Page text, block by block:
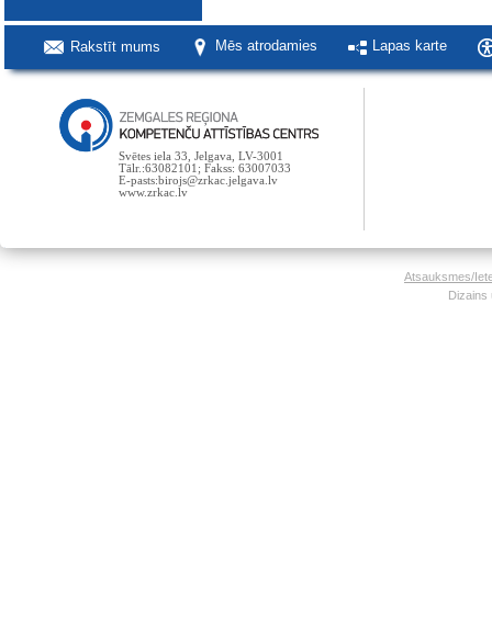
Rakstīt mums Mēs atrodamies Lapas karte
Svētes iela 33, Jelgava, LV-3001
Tālr.:63082101; Fakss: 63007033
E-pasts:birojs@zrkac.jelgava.lv
www.zrkac.lv
Atsauksmes/